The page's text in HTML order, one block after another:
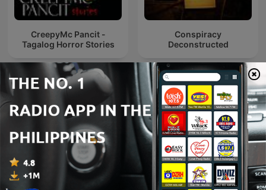
CreepyMc Pancit -
Tagalog Horror Stories
Conspiracy
Deconstructed
International Society & Culture podcasts